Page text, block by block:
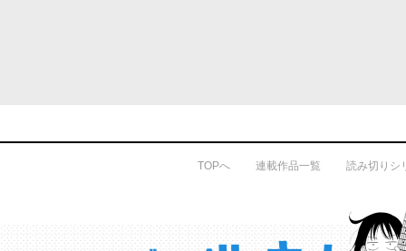
TOPへ 連載作品一覧 読み切りシ